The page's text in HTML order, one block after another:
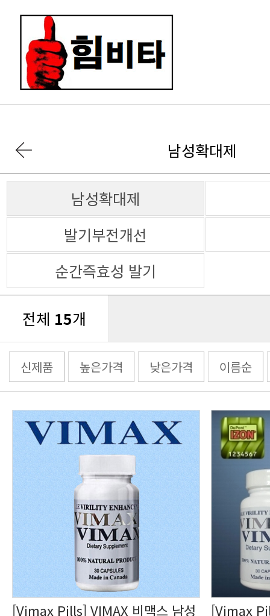
남성확대제
남성확대제
발기부전개선
순간즉효성 발기
전체 15개
신제품 높은가격 낮은가격 이름순